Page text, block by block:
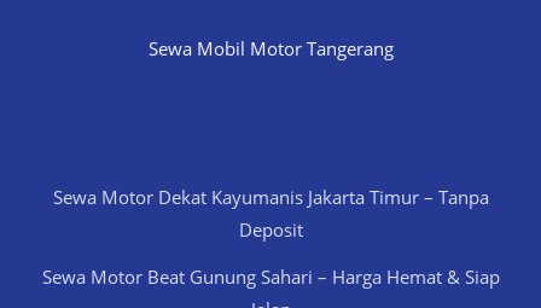
Sewa Mobil Motor Tangerang
Sewa Motor Dekat Kayumanis Jakarta Timur – Tanpa
Deposit
Sewa Motor Beat Gunung Sahari – Harga Hemat & Siap